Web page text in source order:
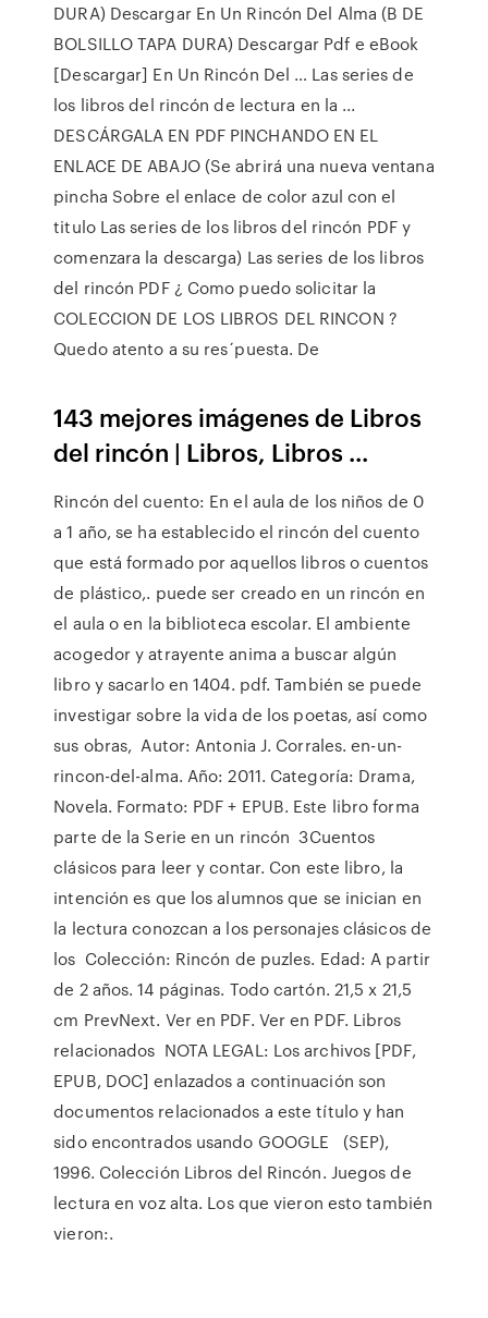
DURA) Descargar En Un Rincón Del Alma (B DE
BOLSILLO TAPA DURA) Descargar Pdf e eBook
[Descargar] En Un Rincón Del … Las series de
los libros del rincón de lectura en la ...
DESCÁRGALA EN PDF PINCHANDO EN EL
ENLACE DE ABAJO (Se abrirá una nueva ventana
pincha Sobre el enlace de color azul con el
titulo Las series de los libros del rincón PDF y
comenzara la descarga) Las series de los libros
del rincón PDF ¿ Como puedo solicitar la
COLECCION DE LOS LIBROS DEL RINCON ?
Quedo atento a su res´puesta. De
143 mejores imágenes de Libros
del rincón | Libros, Libros ...
Rincón del cuento: En el aula de los niños de 0
a 1 año, se ha establecido el rincón del cuento
que está formado por aquellos libros o cuentos
de plástico,. puede ser creado en un rincón en
el aula o en la biblioteca escolar. El ambiente
acogedor y atrayente anima a buscar algún
libro y sacarlo en 1404. pdf. También se puede
investigar sobre la vida de los poetas, así como
sus obras, Autor: Antonia J. Corrales. en-un-
rincon-del-alma. Año: 2011. Categoría: Drama,
Novela. Formato: PDF + EPUB. Este libro forma
parte de la Serie en un rincón 3Cuentos
clásicos para leer y contar. Con este libro, la
intención es que los alumnos que se inician en
la lectura conozcan a los personajes clásicos de
los Colección: Rincón de puzles. Edad: A partir
de 2 años. 14 páginas. Todo cartón. 21,5 x 21,5
cm PrevNext. Ver en PDF. Ver en PDF. Libros
relacionados NOTA LEGAL: Los archivos [PDF,
EPUB, DOC] enlazados a continuación son
documentos relacionados a este título y han
sido encontrados usando GOOGLE (SEP),
1996. Colección Libros del Rincón. Juegos de
lectura en voz alta. Los que vieron esto también
vieron:.